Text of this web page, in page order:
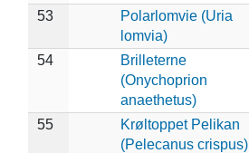
53
Polarlomvie (Uria
lomvia)
54
Brilleterne
(Onychoprion
anaethetus)
55
Krøltoppet Pelikan
(Pelecanus crispus)